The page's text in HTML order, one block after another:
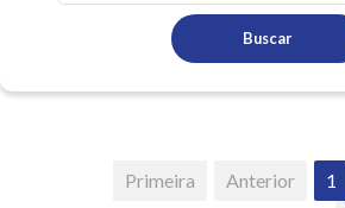
Buscar
Primeira Anterior 1